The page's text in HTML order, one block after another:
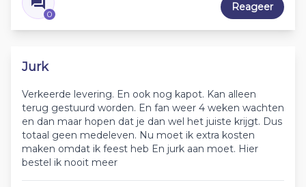
0
Reageer
Jurk
Verkeerde levering. En ook nog kapot. Kan alleen
terug gestuurd worden. En fan weer 4 weken wachten
en dan maar hopen dat je dan wel het juiste krijgt. Dus
totaal geen medeleven. Nu moet ik extra kosten
maken omdat ik feest heb En jurk aan moet. Hier
bestel ik nooit meer